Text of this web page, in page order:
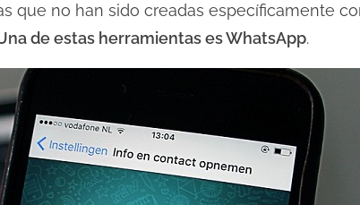
que no han sido creadas específicamente
de estas herramientas es WhatsApp.